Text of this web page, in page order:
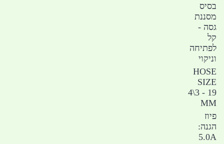
בסיס
מסננת
גסה -
קל
לפתיחה
וניקוי
HOSE
SIZE
4\3 - 19
MM
פיוז
הגנה:
5.0A